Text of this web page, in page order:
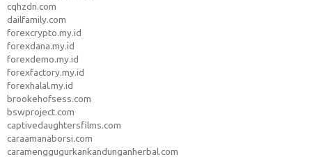
cqhzdn.com
dailfamily.com
forexcrypto.my.id
forexdana.my.id
forexdemo.my.id
forexfactory.my.id
forexhalal.my.id
brookehofsess.com
bswproject.com
captivedaughtersfilms.com
caraamanaborsi.com
caramenggugurkankandunganherbal.com